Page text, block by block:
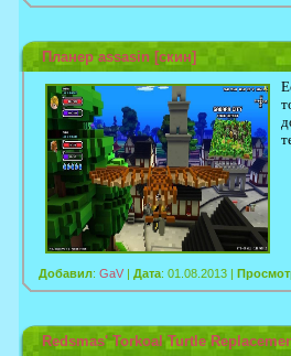
Планер assasin [скин]
Добавил: GaV | Дата: 01.08.2013 |
Redsmas' Torkoal Turtle